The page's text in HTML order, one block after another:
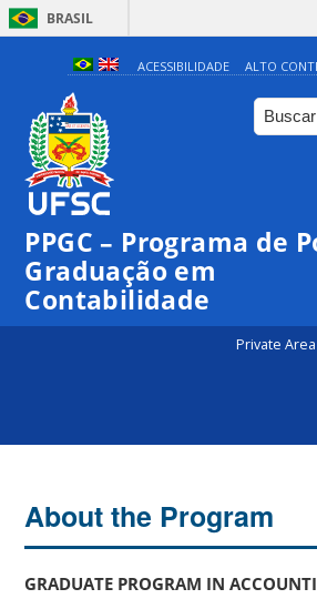
BRASIL
ACESSIBILIDADE ALTO
PPGC – Programa de
Graduação em
Contabilidade
Private Area
About the Program
GRADUATE PROGRAM IN